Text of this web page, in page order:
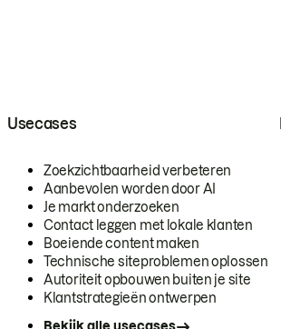
Usecases
Zoekzichtbaarheid verbeteren
Aanbevolen worden door AI
Je markt onderzoeken
Contact leggen met lokale klanten
Boeiende content maken
Technische siteproblemen oplossen
Autoriteit opbouwen buiten je site
Klantstrategieën ontwerpen